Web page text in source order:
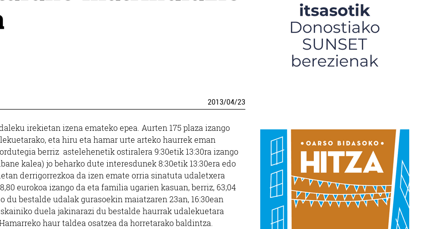
2013/04/23
irekietan izena emateko epea. Aurten 175 plaza izango
eta hiru eta hamar urte arteko haurrek eman
berriz astelehenetik ostiralera 9:30etik 13:30ra izango
kalea) jo beharko dute interesdunek 8:30etik 13:30era edo
derrigorrezkoa da izen emate orria sinatuta udaletxera
eurokoa izango da eta familia ugarien kasuan, berriz, 63;04
bestalde udalak gurasoekin maiatzaren 23an, 16:30ean
duela jakinarazi du bestalde haurrak udalekuetara
haur taldea osatzea da horretarako baldintza.